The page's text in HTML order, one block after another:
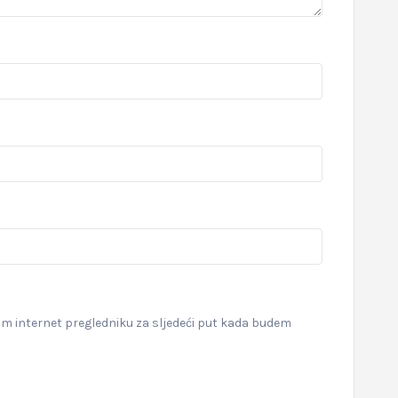
internet pregledniku za sljedeći put kada budem